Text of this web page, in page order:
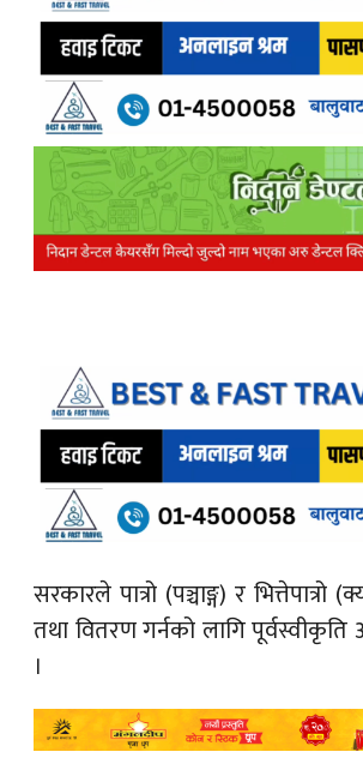
सरकारले पात्रो (पञ्चाङ्ग) र भित्तेपात्रो
तथा वितरण गर्नको लागि पूर्वस्वीकृति
।